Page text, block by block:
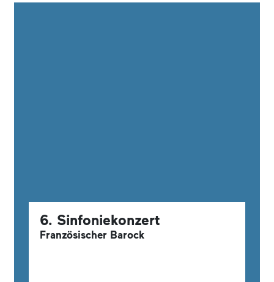
6. Sinfoniekonzert
Französischer Barock